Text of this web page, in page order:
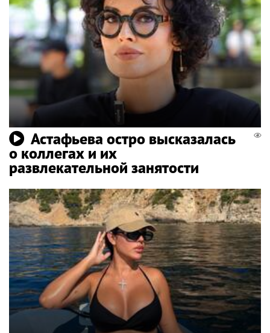
Астафьева остро высказалась
о коллегах и их
развлекательной занятости